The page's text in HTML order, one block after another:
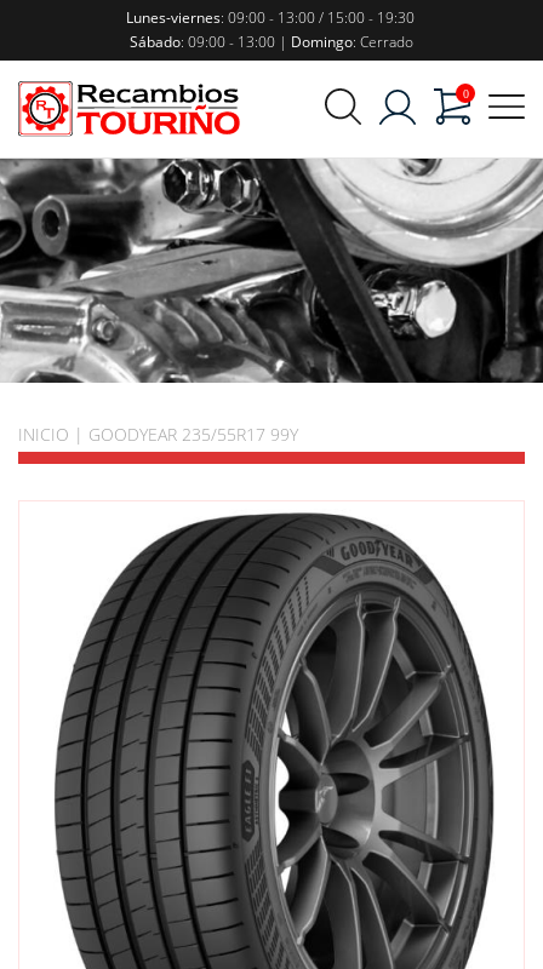
Lunes-viernes: 09:00 - 13:00 / 15:00 - 19:30
Sábado: 09:00 - 13:00 | Domingo: Cerrado
0
INICIO | GOODYEAR 235/55R17 99Y